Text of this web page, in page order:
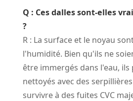
Q : Ces dalles sont-elles
?
R : La surface et le noyau
l'humidité. Bien qu'ils ne
être immergés dans l'eau,
nettoyés avec des
survivre à des fuites CVC